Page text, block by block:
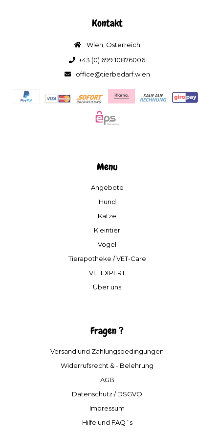
Kontakt
Wien, Österreich
+43 (0) 699 10876006
office@tierbedarf.wien
Menu
Angebote
Hund
Katze
Kleintier
Vogel
Tierapotheke / VET-Care
VETEXPERT
Über uns
Fragen ?
Versand und Zahlungsbedingungen
Widerrufsrecht & - Belehrung
AGB
Datenschutz / DSGVO
Impressum
Hilfe und FAQ´s